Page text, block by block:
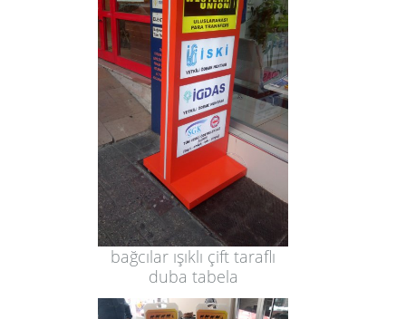
bağcılar ışıklı çift taraflı
duba tabela